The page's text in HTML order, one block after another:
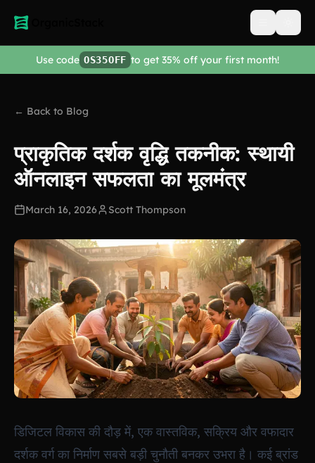
Open
Use code OS35OFF to get 35% off your first month!
← Back to Blog
प्राकृतिक दर्शक वृद्धि तकनीक: स्थायी
ऑनलाइन सफलता का मूलमंत्र
March 16, 2026 Scott Thompson
डिजिटल विकास की दौड़ में, एक वास्तविक, सक्रिय और वफादार
दर्शक वर्ग का निर्माण सबसे बड़ी चुनौती बनकर उभरा है। कई ब्रांड